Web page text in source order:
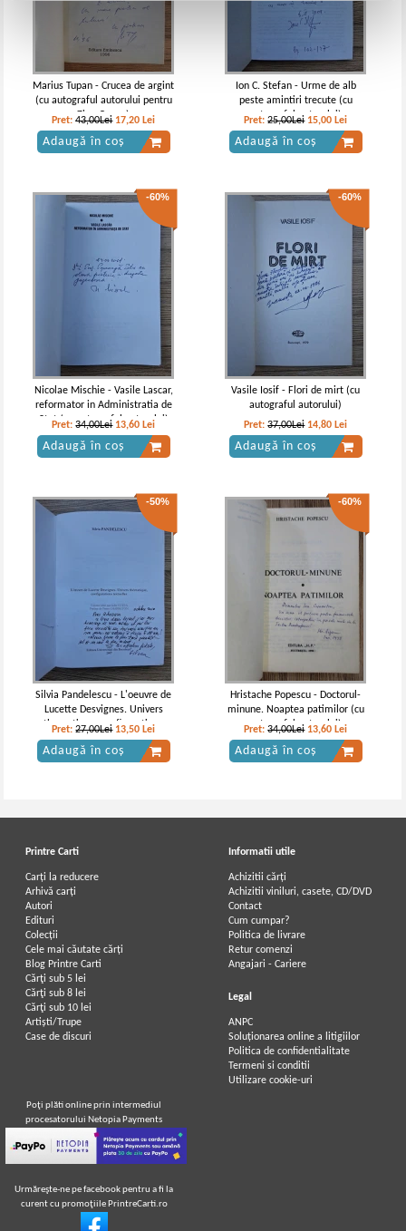
Marius Tupan - Crucea de argint
(cu autograful autorului pentru
Zigu Ornea)
Pret:43,00Lei 17,20 Lei
Adaugă în coș
Ion C. Stefan - Urme de alb
peste amintiri trecute (cu
autograful autorului)
Pret:25,00Lei 15,00 Lei
Adaugă în coș
-60%
Nicolae Mischie - Vasile Lascar,
reformator in Administratia de
Stat (cu autograful autorului)
Pret:34,00Lei 13,60 Lei
Adaugă în coș
-60%
Vasile Iosif - Flori de mirt (cu
autograful autorului)
Pret:37,00Lei 14,80 Lei
Adaugă în coș
-50%
Silvia Pandelescu - L'oeuvre de
Lucette Desvignes. Univers
thematique, configurations
textuelles (cu autograful
autoarei)
Pret:27,00Lei 13,50 Lei
Adaugă în coș
-60%
Hristache Popescu - Doctorul-
minune. Noaptea patimilor (cu
autograful autorului)
Pret:34,00Lei 13,60 Lei
Adaugă în coș
Printre Carti
Carți la reducere
Arhivă carți
Autori
Edituri
Colecții
Cele mai căutate cărți
Blog Printre Carti
Cărţi sub 5 lei
Cărţi sub 8 lei
Cărţi sub 10 lei
Artiști/Trupe
Case de discuri
Informatii utile
Achizitii cărți
Achizitii viniluri, casete, CD/DVD
Contact
Cum cumpar?
Politica de livrare
Retur comenzi
Angajari - Cariere
Legal
ANPC
Soluționarea online a litigiilor
Politica de confidentialitate
Termeni si conditii
Utilizare cookie-uri
Poţi plăti online prin intermediul
procesatorului Netopia Payments
Urmăreşte-ne pe facebook pentru a fi la
curent cu promoţiile PrintreCarti.ro